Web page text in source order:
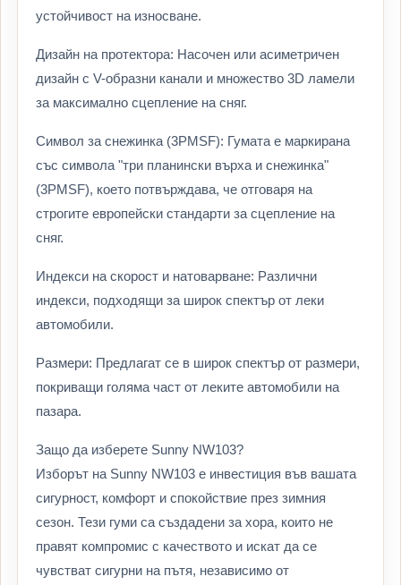
устойчивост на износване.
Дизайн на протектора: Насочен или асиметричен
дизайн с V-образни канали и множество 3D ламели
за максимално сцепление на сняг.
Символ за снежинка (3PMSF): Гумата е маркирана
със символа "три планински върха и снежинка"
(3PMSF), което потвърждава, че отговаря на
строгите европейски стандарти за сцепление на
сняг.
Индекси на скорост и натоварване: Различни
индекси, подходящи за широк спектър от леки
автомобили.
Размери: Предлагат се в широк спектър от размери,
покриващи голяма част от леките автомобили на
пазара.
Защо да изберете Sunny NW103?
Изборът на Sunny NW103 е инвестиция във вашата
сигурност, комфорт и спокойствие през зимния
сезон. Тези гуми са създадени за хора, които не
правят компромис с качеството и искат да се
чувстват сигурни на пътя, независимо от